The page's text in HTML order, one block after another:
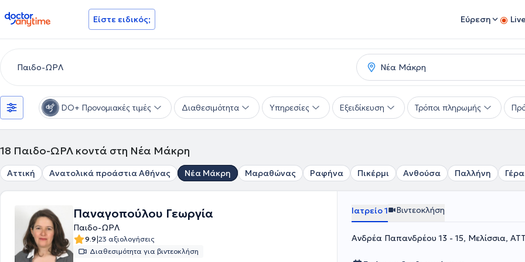
doctoranytime Είστε ειδικός; Εύρεση
DO+ Προνομιακές τιμές Διαθεσιμότητα Υπηρεσίες Εξειδίκευση Τρόποι πληρωμής
18 Παιδο-ΩΡΛ κοντά στη Νέα Μάκρη
Αττική Ανατολικά προάστια Αθήνας Νέα Μάκρη Μαραθώνας Ραφήνα Πικέρμι Ανθούσα Παλλήνη
Παναγοπούλου Γεωργία
Παιδο-ΩΡΛ
9.9|23 αξιολογήσεις
Διαθεσιμότητα για βιντεοκλήση
Ιατρείο 1 Βιντεοκλήση
Ανδρέα Παπανδρέου 13 - 15, Μελίσσια,